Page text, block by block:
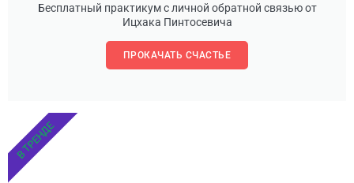
Бесплатный практикум с личной обратной связью от
Ицхака Пинтосевича
ПРОКАЧАТЬ СЧАСТЬЕ
В ТРЕНДЕ